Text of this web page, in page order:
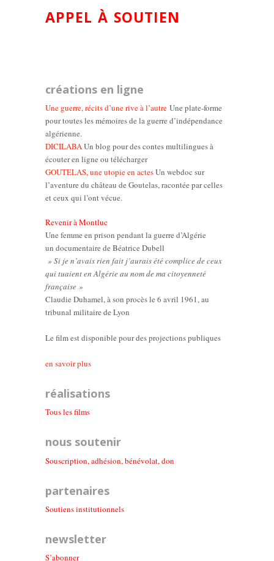
APPEL À SOUTIEN
créations en ligne
Une guerre, récits d’une rive à l’autre Une plate-forme
pour toutes les mémoires de la guerre d’indépendance
algérienne.
DICILABAUn blog pour des contes multilingues à
écouter en ligne ou télécharger
GOUTELAS, une utopie en actesUn webdoc sur
l’aventure du château de Goutelas, racontée par celles
et ceux qui l’ont vécue.
Revenir à Montluc
Une femme en prison pendant la guerre d’Algérie
un documentaire de Béatrice Dubell
» Si je n’avais rien fait j’aurais été complice de ceux
qui tuaient en Algérie au nom de ma citoyenneté
française »
Claudie Duhamel, à son procès le 6 avril 1961, au
tribunal militaire de Lyon
Le film est disponible pour des projections publiques
en savoir plus
réalisations
Tous les films
nous soutenir
Souscription, adhésion, bénévolat, don
partenaires
Soutiens institutionnels
newsletter
S’abonner